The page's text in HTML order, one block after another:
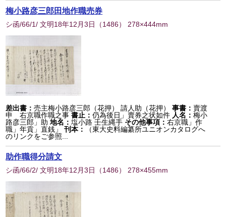
梅小路彦三郎田地作職売券
シ函/66/1/ 文明18年12月3日 （1486） 278×444mm
差出書：売主梅小路彦三郎（花押） 請人助（花押） 事書：賣渡
申 右京職作職之事書止：仍為後日」賣券之状如件 人名：梅小
路彦三郎」助 地名：塩小路 壬生縄手 その他事項：右京職」作
職」年貢」直銭」刊本：
（東大史料編纂所ユニオンカタログへ
のリンクをご参照...
助作職得分請文
シ函/66/2/ 文明18年12月3日 （1486） 278×455mm